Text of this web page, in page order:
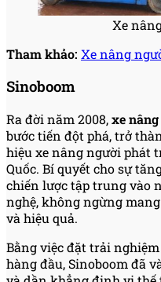
Xe
Tham khảo: Xe nâng
Sinoboom
Ra đời năm 2008,xe
bước tiến đột phá, trở
hiệu xe nâng người phát
Quốc. Bí quyết cho sự
chiến lược tập trung vào
nghệ, không ngừng
và hiệu quả.
Bằng việc đặt trải
hàng đầu, Sinoboom đã